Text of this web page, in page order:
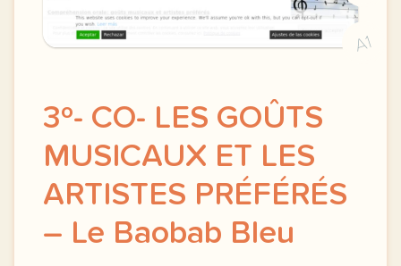
A1
3º- CO- LES GOÛTS
MUSICAUX ET LES
ARTISTES PRÉFÉRÉS
– Le Baobab Bleu